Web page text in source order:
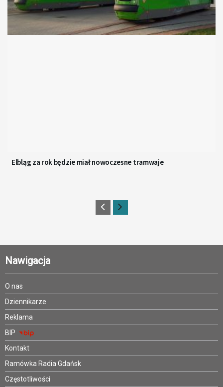
Elbląg za rok będzie miał nowoczesne tramwaje
Nawigacja
O nas
Dziennikarze
Reklama
BIP
Kontakt
Ramówka Radia Gdańsk
Częstotliwości